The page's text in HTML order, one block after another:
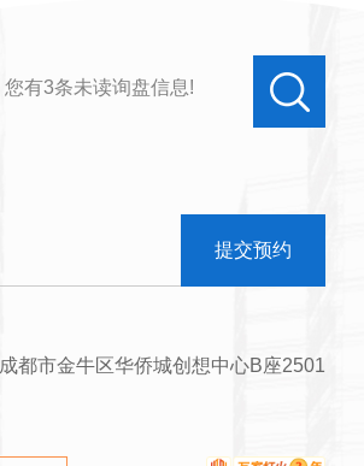
您有3条未读询盘信息!
提交预约
成都市金牛区华侨城创想中心B座2501